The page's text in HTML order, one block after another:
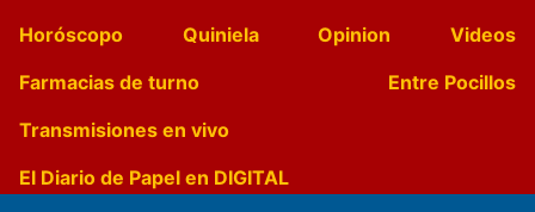
Horóscopo
Quiniela Opinion
Videos
Farmacias de turno
Entre Pocillos
Transmisiones en vivo
El Diario de Papel en DIGITAL